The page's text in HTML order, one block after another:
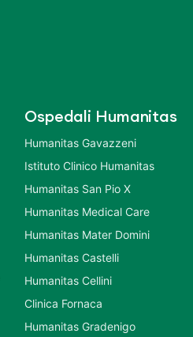
Ospedali Humanitas
Humanitas Gavazzeni
Istituto Clinico Humanitas
Humanitas San Pio X
Humanitas Medical Care
Humanitas Mater Domini
Humanitas Castelli
Humanitas Cellini
Clinica Fornaca
Humanitas Gradenigo